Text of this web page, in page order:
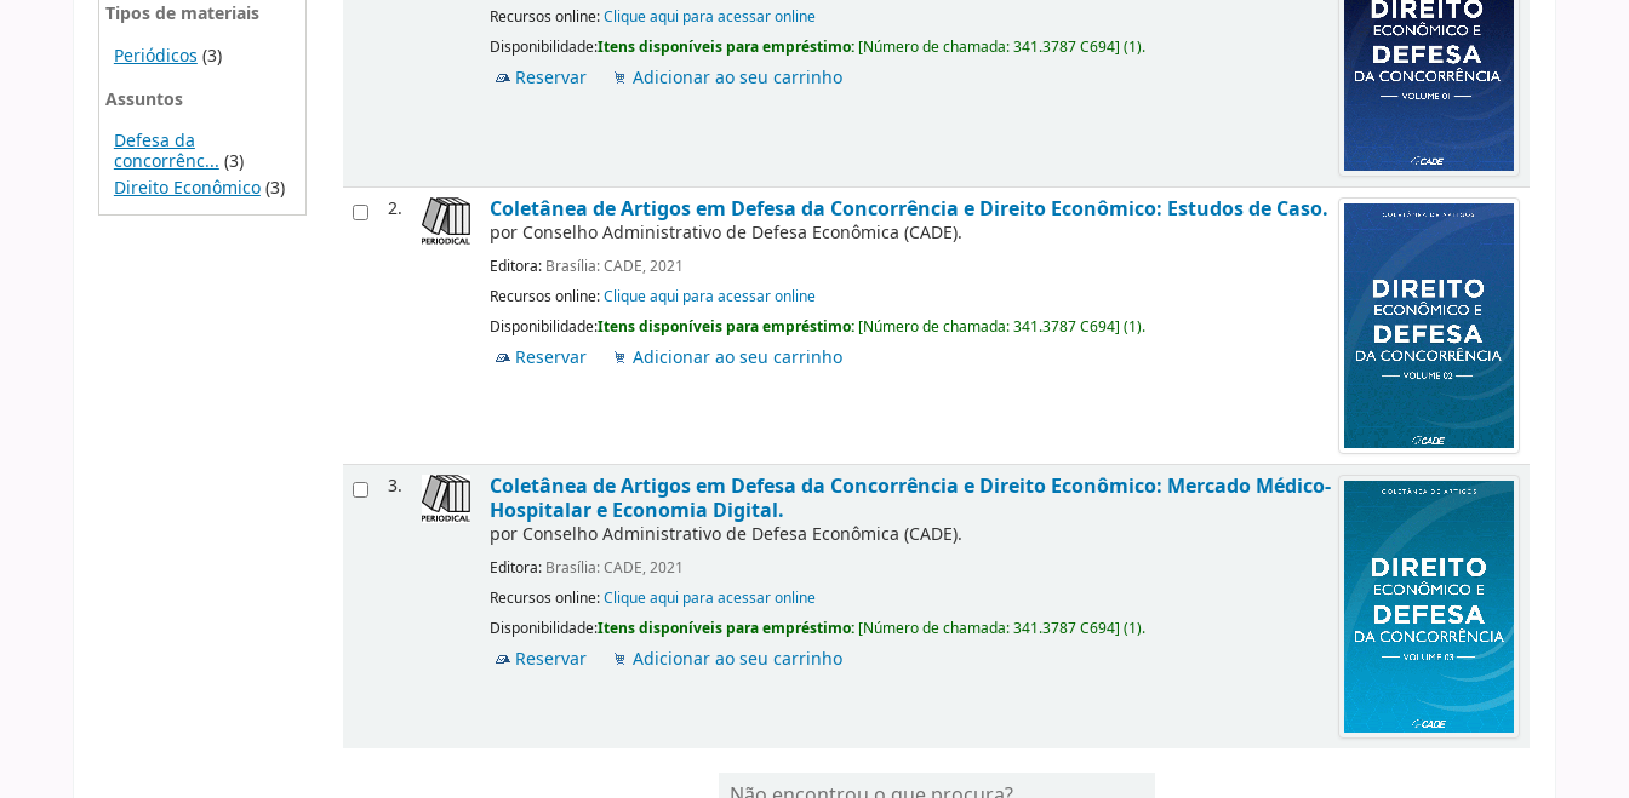
Tipos de materiais
Periódicos (3)
Assuntos
Defesa da
concorrênc...(3)
Direito Econômico(3)
Recursos online:Clique aqui para acessar online
Disponibilidade:Itens disponíveis para empréstimo: [Número de chamada:341.3787 C694](1).
Reservar Adicionar ao seu carrinho
2. Coletânea de Artigos em Defesa da Concorrência e Direito Econômico: Estudos de Caso.
por Conselho Administrativo de Defesa Econômica (CADE).
Editora: Brasília: CADE, 2021
Recursos online:Clique aqui para acessar online
Disponibilidade:Itens disponíveis para empréstimo: [Número de chamada:341.3787 C694](1).
Reservar Adicionar ao seu carrinho
3.
Coletânea de Artigos em Defesa da Concorrência e Direito Econômico: Mercado Médico-
Hospitalar e Economia Digital.
por Conselho Administrativo de Defesa Econômica (CADE).
Editora: Brasília: CADE, 2021
Recursos online:Clique aqui para acessar online
Disponibilidade:Itens disponíveis para empréstimo: [Número de chamada:341.3787 C694](1).
Reservar Adicionar ao seu carrinho